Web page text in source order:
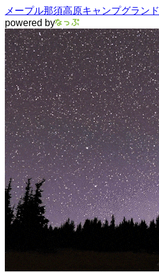
メープル那須高原キャンプグランド
powered by